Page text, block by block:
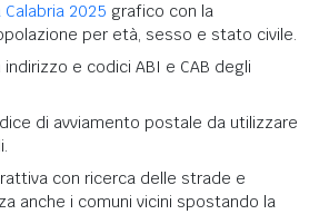
2025 grafico con la
per età, sesso e stato civile.
indirizzo e codici ABI e CAB degli
di avviamento postale da utilizzare
con ricerca delle strade e
anche i comuni vicini spostando la